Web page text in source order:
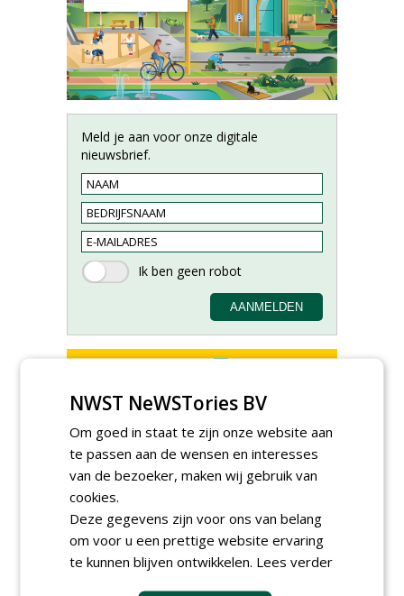
Meld je aan voor onze digitale
nieuwsbrief.
sportvelden & golfbanen bij
Vos Capelle
27-07-2026, Sprang-Capelle
15-07-2026, Nederweert
Projectcoördinator milieu en
saneringen JdB groep
30-06-2026, Hoofddorp
NWST NeWSTories BV
Om goed in staat te zijn onze website aan
te passen aan de wensen en interesses
van de bezoeker, maken wij gebruik van
cookies.
Deze gegevens zijn voor ons van belang
om voor u een prettige website ervaring
te kunnen blijven ontwikkelen. Lees verder